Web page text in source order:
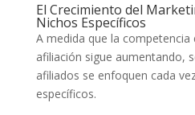
El Crecimiento del
Nichos Específicos
A medida que la competencia
afiliación sigue aumentando,
afiliados se enfoquen cada
específicos.